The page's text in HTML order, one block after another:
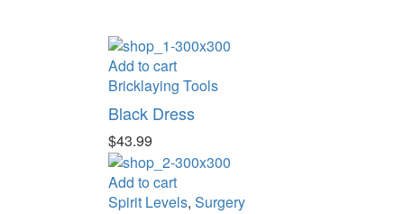
Add to cart
Bricklaying Tools
Black Dress
$43.99
Add to cart
Spirit Levels, Surgery